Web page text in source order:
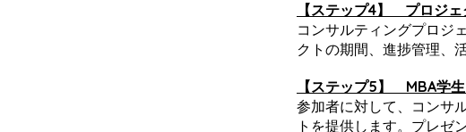
【ステップ4】 プロジ
コンサルティングプロジ
クトの期間、進捗管理、
【ステップ5】 MBA学
参加者に対して、コンサ
トを提供します。プレゼ